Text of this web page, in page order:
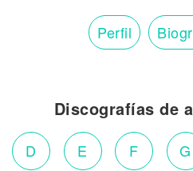
Perfil
Discografías de
D E F G